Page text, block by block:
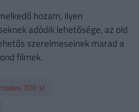
hozam, ilyen
adódik lehetősége, az old
szerelmeseinek marad a
filmek.
300 sl